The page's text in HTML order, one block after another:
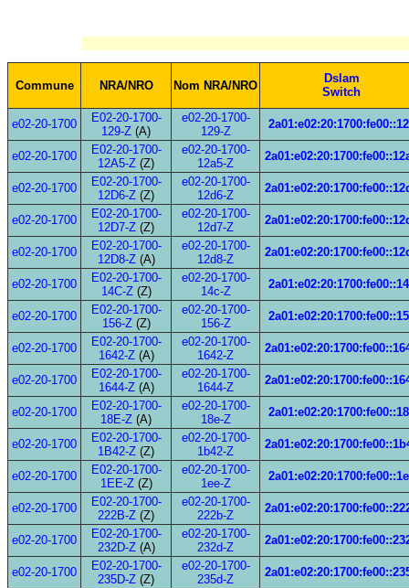
Commune NRA/NRO Nom NRA/NRO
Dslam
Switch
e02-20-1700
E02-20-1700-
129-Z (A)
e02-20-1700-
129-Z
e02-20-1700
E02-20-1700-
12A5-Z (Z)
e02-20-1700-
12a5-Z
e02-20-1700
E02-20-1700-
12D6-Z (Z)
e02-20-1700-
12d6-Z
e02-20-1700
E02-20-1700-
12D7-Z (Z)
e02-20-1700-
12d7-Z
e02-20-1700
E02-20-1700-
12D8-Z(A)
e02-20-1700-
12d8-Z
e02-20-1700
E02-20-1700-
14C-Z(Z)
e02-20-1700-
14c-Z
e02-20-1700
E02-20-1700-
156-Z(Z)
e02-20-1700-
156-Z
e02-20-1700
E02-20-1700-
1642-Z(A)
e02-20-1700-
1642-Z
e02-20-1700
E02-20-1700-
1644-Z(A)
e02-20-1700-
1644-Z
e02-20-1700
E02-20-1700-
18E-Z (A)
e02-20-1700-
18e-Z
e02-20-1700
E02-20-1700-
1B42-Z (Z)
e02-20-1700-
1b42-Z
e02-20-1700
E02-20-1700-
1EE-Z(Z)
e02-20-1700-
1ee-Z
e02-20-1700
E02-20-1700-
222B-Z (Z)
e02-20-1700-
222b-Z
e02-20-1700
E02-20-1700-
232D-Z(A)
e02-20-1700-
232d-Z
e02-20-1700
E02-20-1700-
235D-Z (Z)
e02-20-1700-
235d-Z